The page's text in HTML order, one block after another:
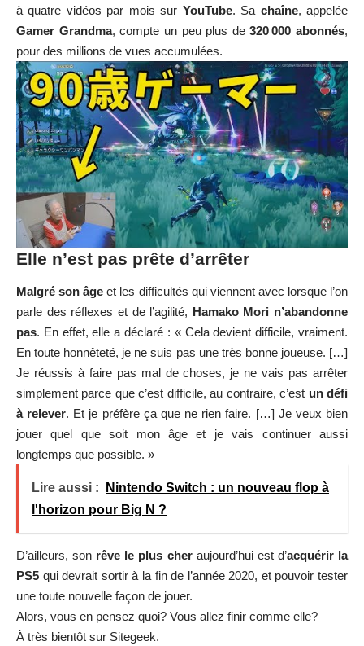
à quatre vidéos par mois sur YouTube. Sa chaîne, appelée
Gamer Grandma, compte un peu plus de320 000 abonnés,
pour des millions de vues accumulées.
Elle n’est pas prête d’arrêter
Malgré son âge et les difficultés qui viennent avec lorsque l’on
parle des réflexes et de l’agilité, Hamako Mori n’abandonne
pas. En effet, elle a déclaré : « Cela devient difficile, vraiment.
En toute honnêteté, je ne suis pas une très bonne joueuse. […]
Je réussis à faire pas mal de choses, je ne vais pas arrêter
simplement parce que c’est difficile, au contraire, c’est un défi
à relever. Et je préfère ça que ne rien faire. […] Je veux bien
jouer quel que soit mon âge et je vais continuer aussi
longtemps que possible. »
Lire aussi :
Nintendo Switch : un nouveau flop à
l'horizon pour Big N ?
D’ailleurs, son rêve le plus cheraujourd’hui est d’acquérir la
PS5 qui devrait sortir à la fin de l’année 2020, et pouvoir tester
une toute nouvelle façon de jouer.
Alors, vous en pensez quoi? Vous allez finir comme elle?
À très bientôt sur Sitegeek.